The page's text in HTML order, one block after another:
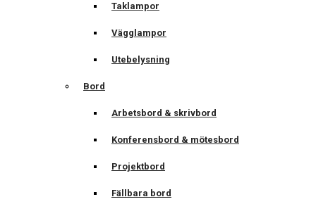
Taklampor
Vägglampor
Utebelysning
Bord
Arbetsbord & skrivbord
Konferensbord & mötesbord
Projektbord
Fällbara bord